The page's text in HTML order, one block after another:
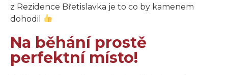
z Rezidence Břetislavka je to co by kamenem
dohodil
Na běhání prostě
perfektní místo!